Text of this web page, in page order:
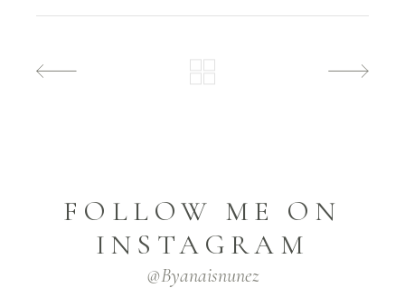
FOLLOW ME ON
INSTAGRAM
@byanaisnunez